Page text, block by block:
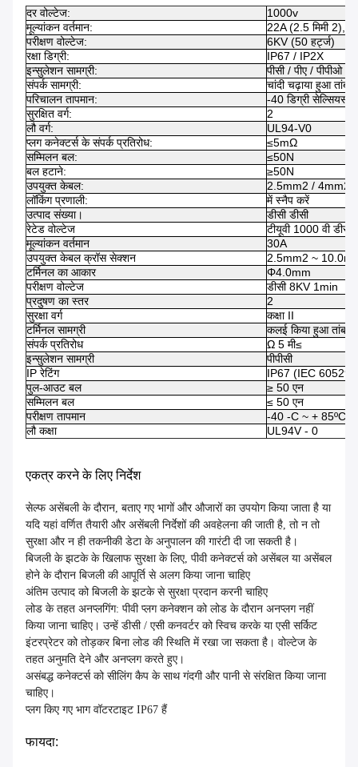
दर वोल्टेज:
1000v
मूल्यांकन वर्तमान:
22A (2.5 मिमी 2),
परीक्षण वोल्टेज:
6KV (50 हर्ट्ज)
रक्षा डिग्री:
IP67 / IP2X
इन्सुलेशन सामग्री:
पीसी / पीए / पीपीओ /
संपर्क सामग्री:
चांदी चढ़ाया हुआ तांबा
परिचालन तापमान:
-40 डिग्री सेल्सियस
सुरक्षित वर्ग:
2
लौ वर्ग:
UL94-V0
प्लग कनेक्टर्स के संपर्क प्रतिरोध:
≤5mΩ
सम्मिलन बल:
≤50N
बल हटाने:
≥50N
उपयुक्त केबल:
2.5mm2 / 4mm2
लॉकिंग प्रणाली:
में स्नैप करें
उत्पाद संख्या।
डीसी डीसी
रेटेड वोल्टेज
टीयूवी 1000 वी डीसी
मूल्यांकन वर्तमान
30A
उपयुक्त केबल क्रॉस सेक्शन
2.5mm2 ~
टर्मिनल का आकार
Φ4.0mm
परीक्षण वोल्टेज
डीसी 8KV 1min
प्रदुषण का स्तर
2
सुरक्षा वर्ग
कक्षा II
टर्मिनल सामग्री
कलई किया हुआ तांबा
संपर्क प्रतिरोध
Ω 5 मी≤
इन्सुलेशन सामग्री
पीपीसी
IP रेटिंग
IP67 (IEC 60529)
पुल-आउट बल
≥ 50 एन
सम्मिलन बल
≤ 50 एन
परीक्षण तापमान
-40 -C ~ + 85ºC
लौ कक्षा
UL94V - 0
एकत्र करने के लिए निर्देश
सेल्फ असेंबली के दौरान, बताए गए भागों और औजारों का उपयोग किया जाता है या
यदि यहां वर्णित तैयारी और असेंबली निर्देशों की अवहेलना की जाती है, तो न तो
सुरक्षा और न ही तकनीकी डेटा के अनुपालन की गारंटी दी जा सकती है।
बिजली के झटके के खिलाफ सुरक्षा के लिए, पीवी कनेक्टर्स को असेंबल या असेंबल
होने के दौरान बिजली की आपूर्ति से अलग किया जाना चाहिए
अंतिम उत्पाद को बिजली के झटके से सुरक्षा प्रदान करनी चाहिए
लोड के तहत अनप्लगिंग: पीवी प्लग कनेक्शन को लोड के दौरान अनप्लग नहीं
किया जाना चाहिए। उन्हें डीसी / एसी कनवर्टर को स्विच करके या एसी सर्किट
इंटरप्रेटर को तोड़कर बिना लोड की स्थिति में रखा जा सकता है। वोल्टेज के
तहत अनुमति देने और अनप्लग करते हुए।
असंबद्ध कनेक्टर्स को सीलिंग कैप के साथ गंदगी और पानी से संरक्षित किया जाना
चाहिए।
प्लग किए गए भाग वॉटरटाइट IP67 हैं
फायदा: